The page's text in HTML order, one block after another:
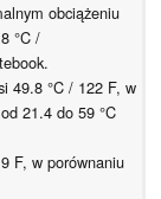
obciążeniu
°C /
49.8 °C / 122 F, w
21.4 do 59 °C
F, w porównaniu